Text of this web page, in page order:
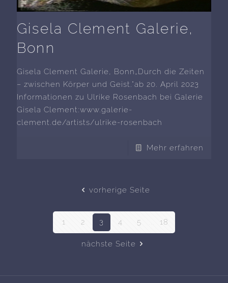
Gisela Clement Galerie,
Bonn
Gisela Clement Galerie, Bonn„Durch die Zeiten
– zwischen Körper und Geist.“ab 20. April 2023
Informationen zu Ulrike Rosenbach bei Galerie
Gisela Clement:www.galerie-
clement.de/artists/ulrike-rosenbach
Mehr erfahren
vorherige Seite
1 2 3 4 5 18
nächste Seite